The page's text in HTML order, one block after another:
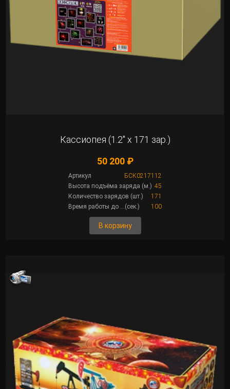
Кассиопея (1.2" х 171 зар.)
50 200 ₽
Артикул
БСК0217112
Высота подъёма заряда (м.) 45
Количество зарядов (шт.)
171
Время работы до ...(сек.)
100
В корзину